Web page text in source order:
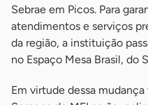
Sebrae em Picos. Para
atendimentos e serviços
da região, a instituição
no Espaço Mesa Brasil, do
Em virtude dessa